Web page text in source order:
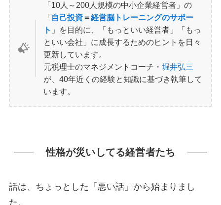
「10人～200人規模の中小企業経営者」の
「自己投資＝経営脳トレーニングのサポー
ト 」を目的に、「もっといい経営者」「もっ
といい会社」に成長するためのヒントを日々
更新しています。
元税理士のマネジメントコーチ・堀井弘三
が、40年近くの経験と知識に基づき執筆して
います。
性格が災いしてる経営者たち
話は、ちょっとした「悪い話」から始まりまし
た。